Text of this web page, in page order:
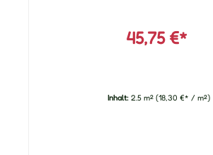
45,75 €*
Inhalt: 2.5 m² (18,30 €* / m²)